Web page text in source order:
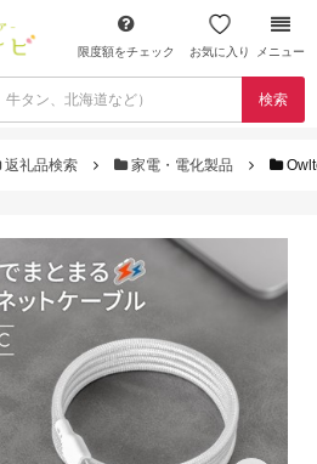
限度額をチェック お気に入り メニュー
検索
返礼品検索 家電・電化製品